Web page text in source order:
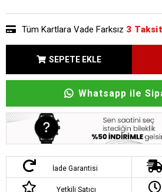
Tüm Kartlara Vade Farksız 3 Taksit
SEPETE EKLE
Whatsapp ile
İade Garantisi
Yetkili Satıcı